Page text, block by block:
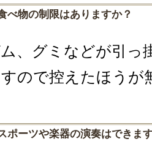
べ物の制限はありますか？
、グミなどが引っ
ので控えたほうが
ポーツや楽器の演奏はできま